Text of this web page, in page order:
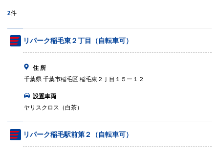
2件
リパーク稲毛東２丁目（自転車可）
住 所
千葉県 千葉市稲毛区 稲毛東２丁目１５ー１２
設置車両
ヤリスクロス（白茶）
リパーク稲毛駅前第２（自転車可）